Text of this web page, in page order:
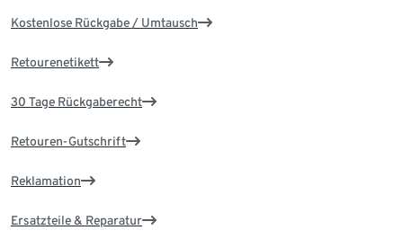
Kostenlose Rückgabe / Umtausch
Retourenetikett
30 Tage Rückgaberecht
Retouren-Gutschrift
Reklamation
Ersatzteile & Reparatur